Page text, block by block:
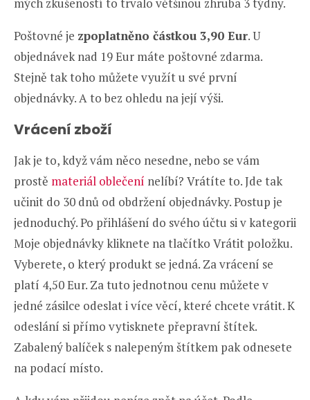
mých zkušeností to trvalo většinou zhruba 3 týdny.
Poštovné je zpoplatněno částkou 3,90 Eur. U
objednávek nad 19 Eur máte poštovné zdarma.
Stejně tak toho můžete využít u své první
objednávky. A to bez ohledu na její výši.
Vrácení zboží
Jak je to, když vám něco nesedne, nebo se vám
prostě materiál oblečení nelíbí? Vrátíte to. Jde tak
učinit do 30 dnů od obdržení objednávky. Postup je
jednoduchý. Po přihlášení do svého účtu si v kategorii
Moje objednávky kliknete na tlačítko Vrátit položku.
Vyberete, o který produkt se jedná. Za vrácení se
platí 4,50 Eur. Za tuto jednotnou cenu můžete v
jedné zásilce odeslat i více věcí, které chcete vrátit. K
odeslání si přímo vytisknete přepravní štítek.
Zabalený balíček s nalepeným štítkem pak odnesete
na podací místo.